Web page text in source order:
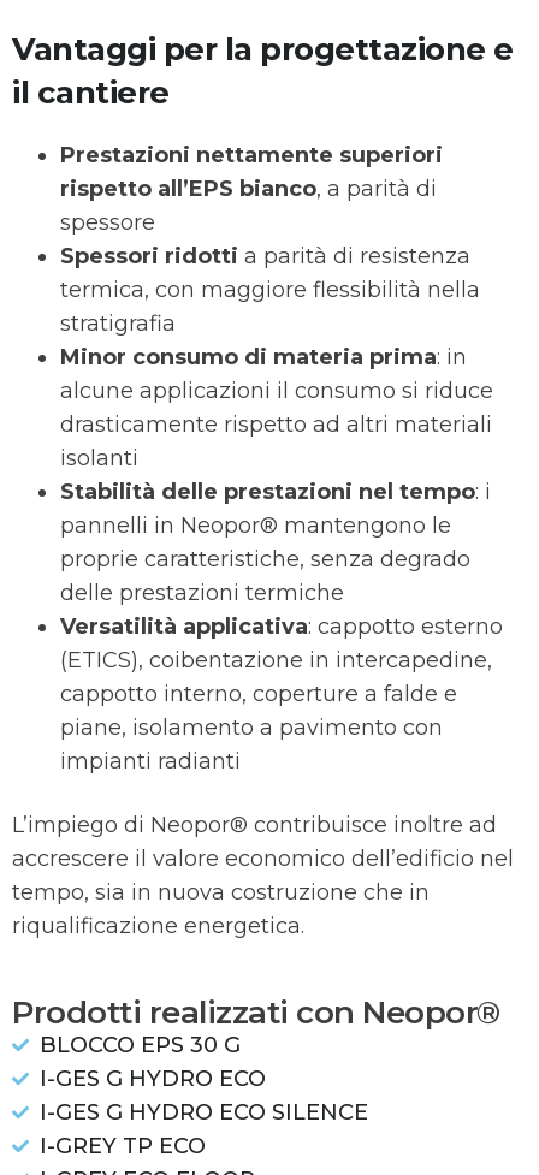
Vantaggi per la progettazione e
il cantiere
Prestazioni nettamente superiori
rispetto all’EPS bianco, a parità di
spessore
Spessori ridotti a parità di resistenza
termica, con maggiore flessibilità nella
stratigrafia
Minor consumo di materia prima: in
alcune applicazioni il consumo si riduce
drasticamente rispetto ad altri materiali
isolanti
Stabilità delle prestazioni nel tempo: i
pannelli in Neopor® mantengono le
proprie caratteristiche, senza degrado
delle prestazioni termiche
Versatilità applicativa: cappotto esterno
(ETICS), coibentazione in intercapedine,
cappotto interno, coperture a falde e
piane, isolamento a pavimento con
impianti radianti
L’impiego di Neopor® contribuisce inoltre ad
accrescere il valore economico dell’edificio nel
tempo, sia in nuova costruzione che in
riqualificazione energetica.
Prodotti realizzati con Neopor®
BLOCCO EPS 30 G
I-GES G HYDRO ECO
I-GES G HYDRO ECO SILENCE
I-GREY TP ECO